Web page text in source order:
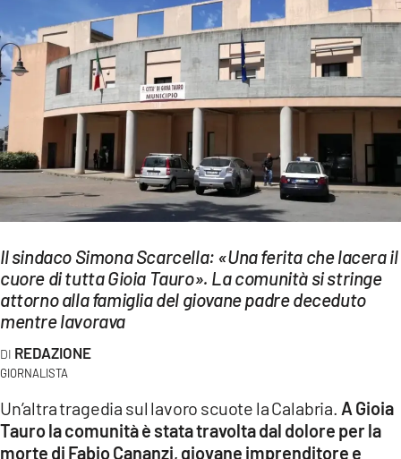
CULTURA
ECONOMIA E LAVORO
EVENTI
SPORT
Streaming
LAC NETWORK
LAC ONAIR
LaC
Network
LACPLAY.IT
LACTV.IT
Il sindaco Simona Scarcella: «Una ferita che lacera il
cuore di tutta Gioia Tauro». La comunità si stringe
attorno alla famiglia del giovane padre deceduto
mentre lavorava
REDAZIONE
GIORNALISTA
Un’altra tragedia sul lavoro scuote la Calabria. A Gioia
Tauro la comunità è stata travolta dal dolore per la
morte di Fabio Cananzi, giovane imprenditore e